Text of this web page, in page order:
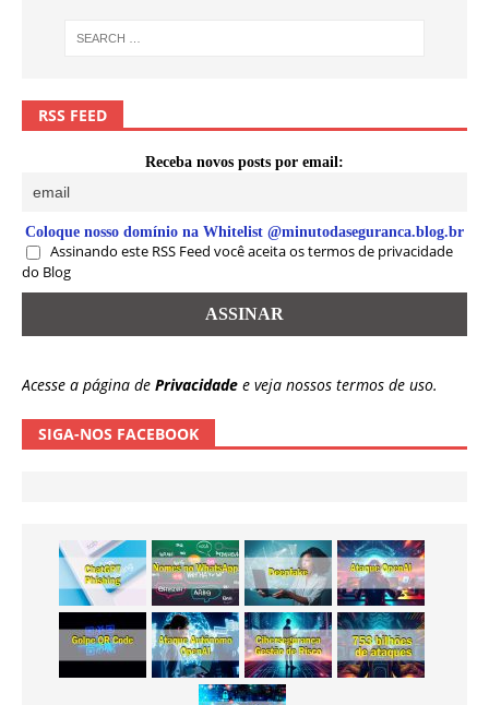
RSS FEED
Receba novos posts por email:
Coloque nosso domínio na Whitelist @minutodaseguranca.blog.br
Assinando este RSS Feed você aceita os termos de privacidade
do Blog
Acesse a página de Privacidade e veja nossos termos de uso.
SIGA-NOS FACEBOOK